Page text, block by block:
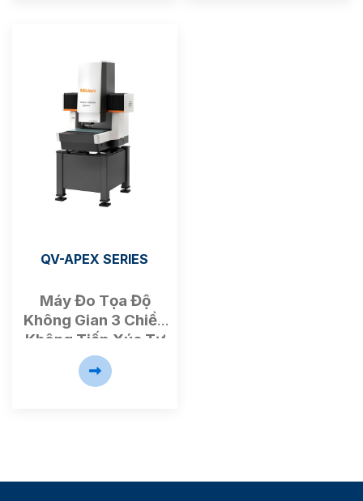
QV-APEX SERIES
Máy Đo Tọa Độ
Không Gian 3 Chiều
Không Tiếp Xúc Tự
Động